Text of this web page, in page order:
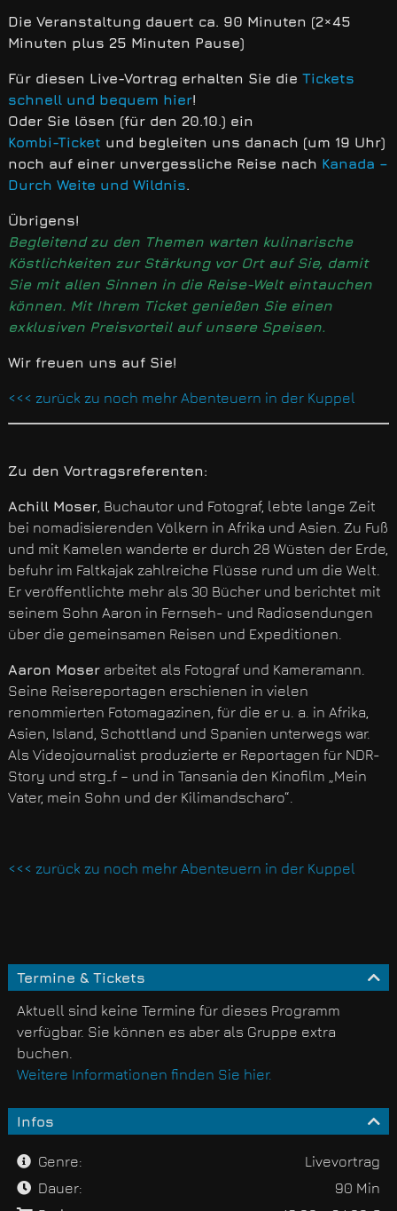
Die Veranstaltung dauert ca. 90 Minuten (2×45
Minuten plus 25 Minuten Pause)
Für diesen Live-Vortrag erhalten Sie die Tickets
schnell und bequem hier!
Oder Sie lösen (für den 20.10.) ein
Kombi-Ticket und begleiten uns danach (um 19 Uhr)
noch auf einer unvergessliche Reise nach Kanada –
Durch Weite und Wildnis
Übrigens!
Begleitend zu den Themen warten kulinarische
Köstlichkeiten zur Stärkung vor Ort auf Sie, damit
Sie mit allen Sinnen in die Reise-Welt eintauchen
können. Mit Ihrem Ticket genießen Sie einen
exklusiven Preisvorteil auf unsere Speisen.
Wir freuen uns auf Sie!
<<< zurück zu noch mehr Abenteuern in der Kuppel
Zu den Vortragsreferenten:
Achill Moser, Buchautor und Fotograf, lebte lange Zeit
bei nomadisierenden Völkern in Afrika und Asien. Zu Fuß
und mit Kamelen wanderte er durch 28 Wüsten der Erde,
befuhr im Faltkajak zahlreiche Flüsse rund um die Welt.
Er veröffentlichte mehr als 30 Bücher und berichtet mit
seinem Sohn Aaron in Fernseh- und Radiosendungen
über die gemeinsamen Reisen und Expeditionen.
Aaron Moserarbeitet als Fotograf und Kameramann.
Seine Reisereportagen erschienen in vielen
renommierten Fotomagazinen, für die er u. a. in Afrika,
Asien, Island, Schottland und Spanien unterwegs war.
Als Videojournalist produzierte er Reportagen für NDR-
Story und strg_f – und in Tansania den Kinofilm „Mein
Vater, mein Sohn und der Kilimandscharo“.
<<< zurück zu noch mehr Abenteuern in der Kuppel
Termine & Tickets
Aktuell sind keine Termine für dieses Programm
verfügbar. Sie können es aber als Gruppe extra
buchen.
Weitere Informationen finden Sie hier.
Infos
Genre:
Livevortrag
Dauer:
90 Min